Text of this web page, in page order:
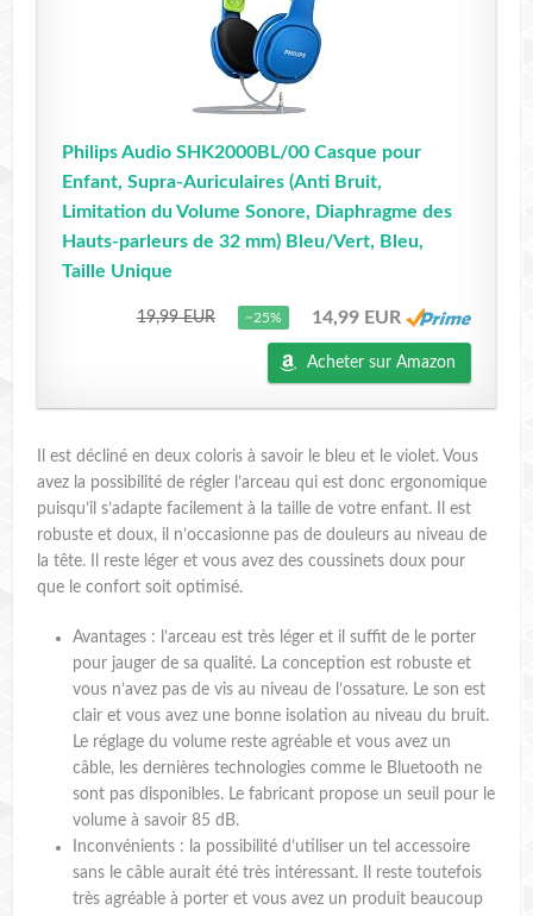
Philips Audio SHK2000BL/00 Casque pour
Enfant, Supra-Auriculaires (Anti Bruit,
Limitation du Volume Sonore, Diaphragme des
Hauts-parleurs de 32 mm) Bleu/Vert, Bleu,
Taille Unique
19,99 EUR −25% 14,99 EUR
Acheter sur Amazon
Il est décliné en deux coloris à savoir le bleu et le violet. Vous
avez la possibilité de régler l’arceau qui est donc ergonomique
puisqu’il s’adapte facilement à la taille de votre enfant. Il est
robuste et doux, il n’occasionne pas de douleurs au niveau de
la tête. Il reste léger et vous avez des coussinets doux pour
que le confort soit optimisé.
Avantages : l’arceau est très léger et il suffit de le porter
pour jauger de sa qualité. La conception est robuste et
vous n’avez pas de vis au niveau de l’ossature. Le son est
clair et vous avez une bonne isolation au niveau du bruit.
Le réglage du volume reste agréable et vous avez un
câble, les dernières technologies comme le Bluetooth ne
sont pas disponibles. Le fabricant propose un seuil pour le
volume à savoir 85 dB.
Inconvénients : la possibilité d’utiliser un tel accessoire
sans le câble aurait été très intéressant. Il reste toutefois
très agréable à porter et vous avez un produit beaucoup